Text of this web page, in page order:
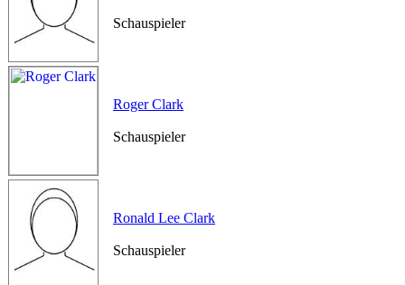
Schauspieler
Roger Clark
Schauspieler
Ronald Lee Clark
Schauspieler